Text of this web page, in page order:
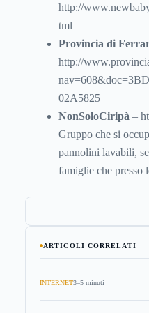
http://
tml
Provincia di
http://
02A5825
NonSoloCiripà –
Gruppo che si
pannolini lavabili,
famiglie che presso
ARTICOLI CORRELATI
INTERNET3–5 minuti